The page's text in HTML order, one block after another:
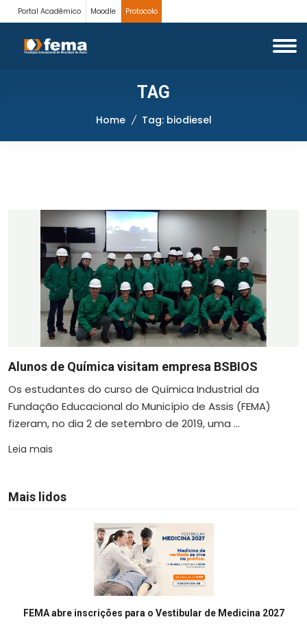
Portal Acadêmico Moodle Protocolo
TAG
Home Tag: biodiesel
Alunos de Química visitam empresa BSBIOS
Os estudantes do curso de Química Industrial da
Fundação Educacional do Município de Assis (FEMA)
fizeram, no dia 2 de setembro de 2019, uma ...
Leia mais
Mais lidos
FEMA abre inscrições para o Vestibular de Medicina 2027